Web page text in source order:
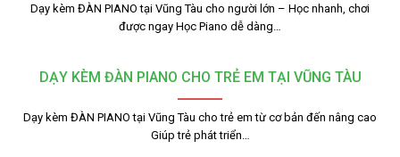
Dạy kèm ĐÀN PIANO tại Vũng Tàu cho người lớn – Học nhanh, chơi
được ngay Học Piano dễ dàng…
DẠY KÈM ĐÀN PIANO CHO TRẺ EM TẠI VŨNG TÀU
Dạy kèm ĐÀN PIANO tại Vũng Tàu cho trẻ em từ cơ bản đến nâng cao
Giúp trẻ phát triển…